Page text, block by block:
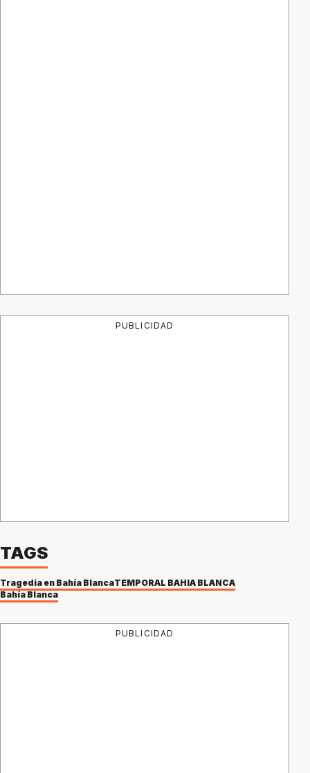
PUBLICIDAD
TAGS
Tragedia en Bahía BlancaTEMPORAL BAHIA BLANCA
Bahía Blanca
PUBLICIDAD